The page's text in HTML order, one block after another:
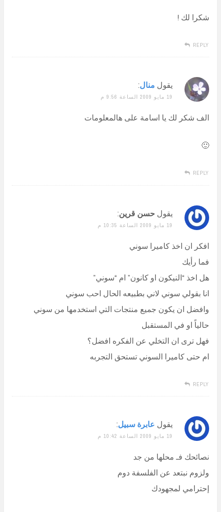
شكرا لك !
REPLY
يقول منال:
19 مايو 2009 الساعة 9:56 م
الف شكر لك يا اسامة على هالمعلومات
🙂
REPLY
يقول حسن قرين:
19 مايو 2009 الساعة 10:35 م
افكر ان اخذ كاميرا سوني
فما رأيك
هل اخذ “النيكون او كانون” ام “سوني”
انا بقولي سوني لاني بطبيعه الحال احب سوني
وافضل ان يكون جميع منتجات التي استخدمها من سوني
حالياً او في المستقبل
فهل ترى ان التخلي عن الفكره افضل؟
ام حتى كاميرا السوني تستحق التجربه
REPLY
يقول عابرة سبيل:
19 مايو 2009 الساعة 10:42 م
نصائحك فـ محلها من جد
ولزوم نبتعد عن الفلسفة دوم
إحترامي لمجهودك